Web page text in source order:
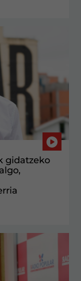
gidatzeko